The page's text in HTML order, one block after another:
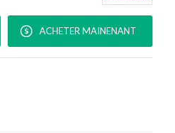
ACHETER MAINENANT